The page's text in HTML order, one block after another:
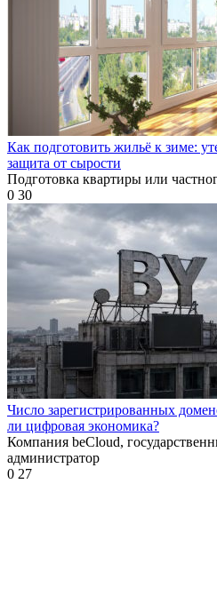
Как подготовить жильё к зиме:
защита от сырости
Подготовка квартиры или
0 30
Число зарегистрированных
ли цифровая экономика?
Компания beCloud,
администратор
0 27